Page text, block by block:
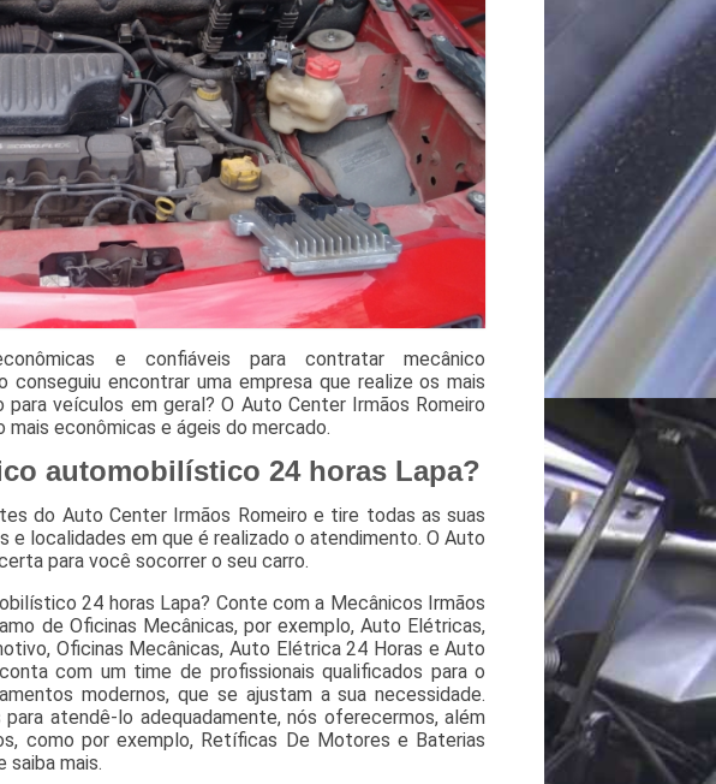
e confiáveis para contratar mecânico
conseguiu encontrar uma empresa que realize os mais
veículos em geral? O Auto Center Irmãos Romeiro
econômicas e ágeis do mercado.
automobilístico 24 horas Lapa?
do Auto Center Irmãos Romeiro e tire todas as suas
e localidades em que é realizado o atendimento. O Auto
para você socorrer o seu carro.
24 horas Lapa? Conte com a Mecânicos Irmãos
de Oficinas Mecânicas, por exemplo, Auto Elétricas,
Oficinas Mecânicas, Auto Elétrica 24 Horas e Auto
com um time de profissionais qualificados para o
modernos, que se ajustam a sua necessidade.
atendê-lo adequadamente, nós oferecermos, além
como por exemplo, Retíficas De Motores e Baterias
saiba mais.